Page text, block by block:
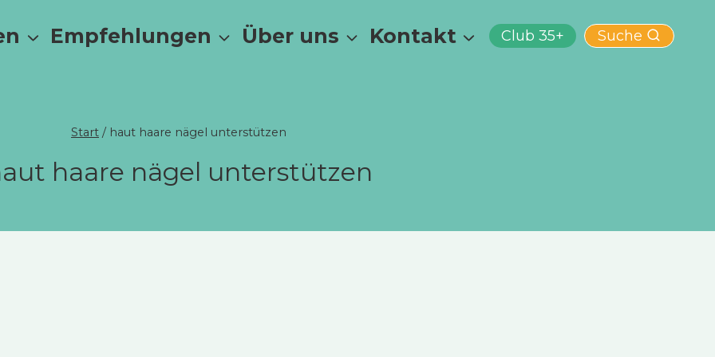
Empfehlungen Über uns Kontakt Club 35+ Suche
Start / haut haare nägel unterstützen
haare nägel unterstützen